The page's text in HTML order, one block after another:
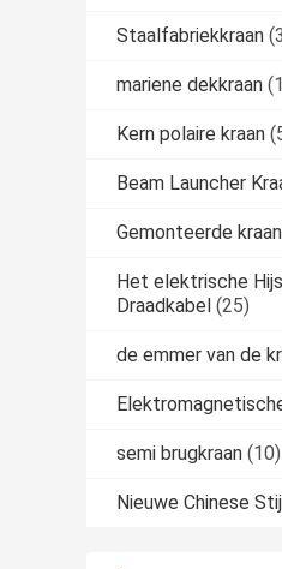
Staalfabriekkraan
mariene dekkraan
Kern polaire kraan
Beam Launcher
Gemonteerde
Het elektrische
Draadkabel (25)
de emmer van de
semi brugkraan (10)
Nieuwe Chinese